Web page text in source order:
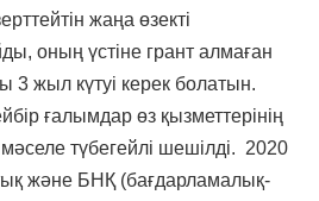
жаңа өзекті
оның үстіне грант алмаған
3 жыл күтуі керек болатын.
ғалымдар өз қызметтерінің
түбегейлі шешілді. 2020
және БНҚ (бағдарламалық-